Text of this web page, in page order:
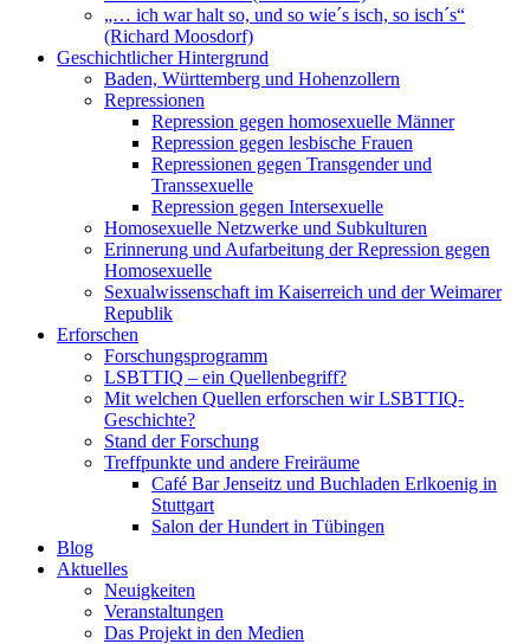
„… ich war halt so, und so wie´s isch, so isch´s“
(Richard Moosdorf)
Geschichtlicher Hintergrund
Baden, Württemberg und Hohenzollern
Repressionen
Repression gegen homosexuelle Männer
Repression gegen lesbische Frauen
Repressionen gegen Transgender und
Transsexuelle
Repression gegen Intersexuelle
Homosexuelle Netzwerke und Subkulturen
Erinnerung und Aufarbeitung der Repression gegen
Homosexuelle
Sexualwissenschaft im Kaiserreich und der Weimarer
Republik
Erforschen
Forschungsprogramm
LSBTTIQ – ein Quellenbegriff?
Mit welchen Quellen erforschen wir LSBTTIQ-
Geschichte?
Stand der Forschung
Treffpunkte und andere Freiräume
Café Bar Jenseitz und Buchladen Erlkoenig in
Stuttgart
Salon der Hundert in Tübingen
Blog
Aktuelles
Neuigkeiten
Veranstaltungen
Das Projekt in den Medien